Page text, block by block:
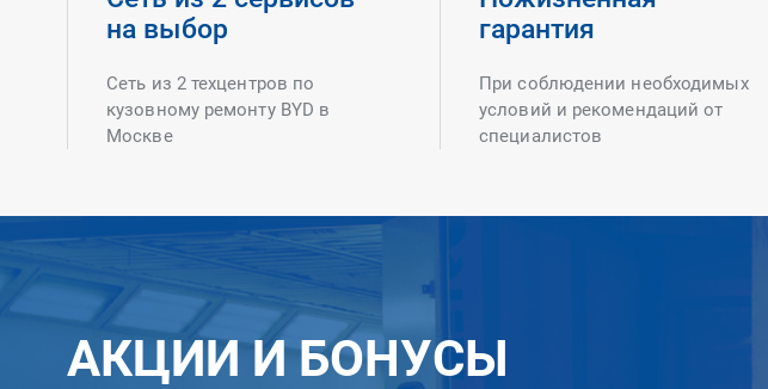
на выбор
Сеть из 2 техцентров по
кузовному ремонту BYD в
Москве
гарантия
При соблюдении необходимых
условий и рекомендаций от
специалистов
АКЦИИ И БОНУСЫ